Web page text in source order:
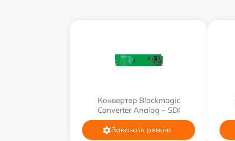
Конвертер Blackmagic
Converter Analog – SDI
Заказать ремонт